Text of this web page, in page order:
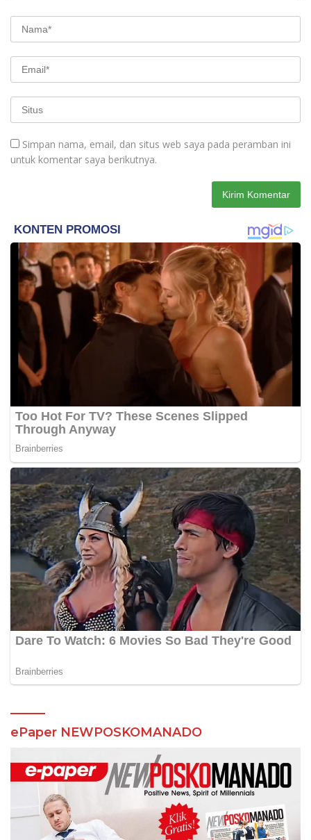
Simpan nama, email, dan situs web saya pada peramban ini
untuk komentar saya berikutnya.
ePaper NEWPOSKOMANADO